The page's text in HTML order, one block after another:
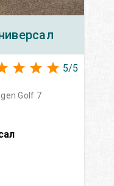
5/5
Golf 7